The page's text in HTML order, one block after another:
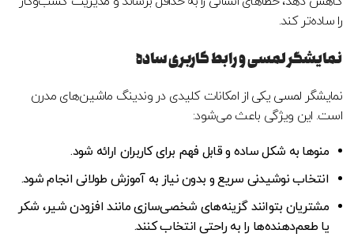
را ساده‌تر کند.
نمایشگر لمسی و رابط کاربری ساده
نمایشگر لمسی یکی از امکانات کلیدی در وندینگ ماشین‌های مدرن
است. این ویژگی باعث می‌شود:
منوها به شکل ساده و قابل فهم برای کاربران ارائه شود.
انتخاب نوشیدنی سریع و بدون نیاز به آموزش طولانی انجام شود.
مشتریان بتوانند گزینه‌های شخصی‌سازی مانند افزودن شیر، شکر
یا طعم‌دهنده‌ها را به راحتی انتخاب کنند.